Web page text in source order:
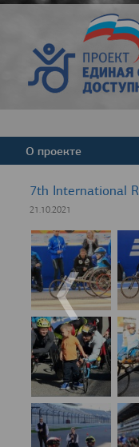
О проекте
7th International
21.10.2021